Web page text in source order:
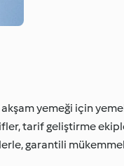
yemeği için
tarif geliştirme
garantili